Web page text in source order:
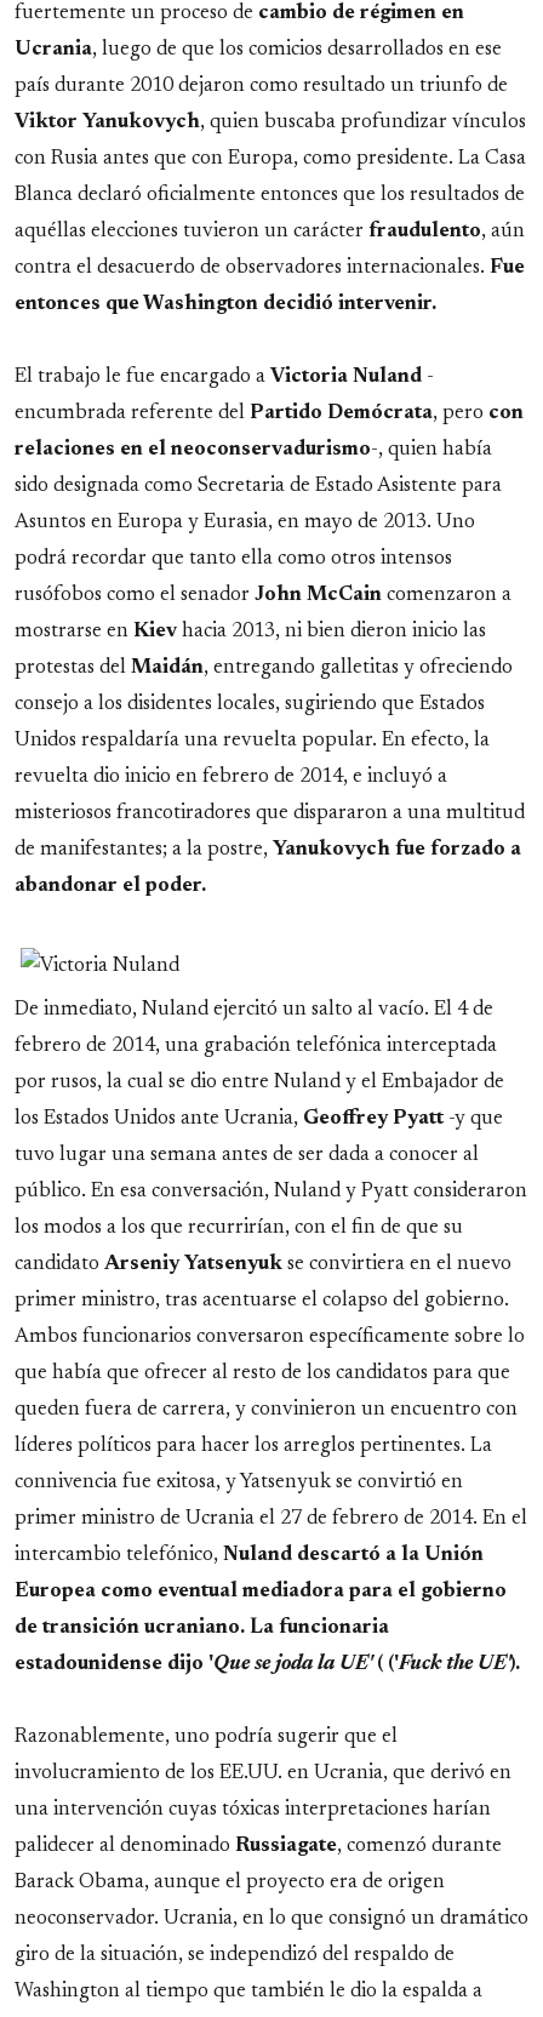
fuertemente un proceso de cambio de régimen en
Ucrania, luego de que los comicios desarrollados en ese
país durante 2010 dejaron como resultado un triunfo de
Viktor Yanukovych, quien buscaba profundizar vínculos
con Rusia antes que con Europa, como presidente. La Casa
Blanca declaró oficialmente entonces que los resultados de
aquéllas elecciones tuvieron un carácter fraudulento, aún
contra el desacuerdo de observadores internacionales. Fue
entonces que Washington decidió intervenir.
El trabajo le fue encargado a Victoria Nuland -
encumbrada referente del Partido Demócrata, pero con
relaciones en el neoconservadurismo-, quien había
sido designada como Secretaria de Estado Asistente para
Asuntos en Europa y Eurasia, en mayo de 2013. Uno
podrá recordar que tanto ella como otros intensos
rusófobos como el senador John McCain comenzaron a
mostrarse en Kiev hacia 2013, ni bien dieron inicio las
protestas del Maidán, entregando galletitas y ofreciendo
consejo a los disidentes locales, sugiriendo que Estados
Unidos respaldaría una revuelta popular. En efecto, la
revuelta dio inicio en febrero de 2014, e incluyó a
misteriosos francotiradores que dispararon a una multitud
de manifestantes; a la postre, Yanukovych fue forzado a
abandonar el poder.
De inmediato, Nuland ejercitó un salto al vacío. El 4 de
febrero de 2014, una grabación telefónica interceptada
por rusos, la cual se dio entre Nuland y el Embajador de
los Estados Unidos ante Ucrania, Geoffrey Pyatt-y que
tuvo lugar una semana antes de ser dada a conocer al
público. En esa conversación, Nuland y Pyatt consideraron
los modos a los que recurrirían, con el fin de que su
candidato Arseniy Yatsenyuk se convirtiera en el nuevo
primer ministro, tras acentuarse el colapso del gobierno.
Ambos funcionarios conversaron específicamente sobre lo
que había que ofrecer al resto de los candidatos para que
queden fuera de carrera, y convinieron un encuentro con
líderes políticos para hacer los arreglos pertinentes. La
connivencia fue exitosa, y Yatsenyuk se convirtió en
primer ministro de Ucrania el 27 de febrero de 2014. En el
intercambio telefónico, Nuland descartó a la Unión
Europea como eventual mediadora para el gobierno
de transición ucraniano. La funcionaria
estadounidense dijo 'Que se joda la UE'( ('Fuck the UE').
Razonablemente, uno podría sugerir que el
involucramiento de los EE.UU. en Ucrania, que derivó en
una intervención cuyas tóxicas interpretaciones harían
palidecer al denominado Russiagate, comenzó durante
Barack Obama, aunque el proyecto era de origen
neoconservador. Ucrania, en lo que consignó un dramático
giro de la situación, se independizó del respaldo de
Washington al tiempo que también le dio la espalda a